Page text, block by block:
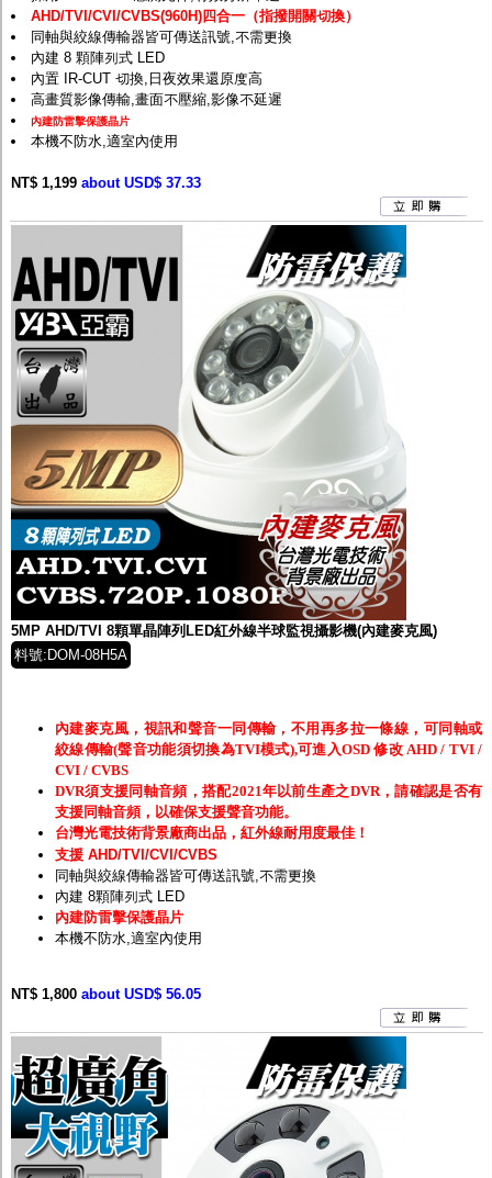
AHD/TVI/CVI/CVBS(960H)四合一（指撥開關切換）
同軸與絞線傳輸器皆可傳送訊號,不需更換
內建 8 顆陣列式 LED
內置 IR-CUT 切換,日夜效果還原度高
高畫質影像傳輸,畫面不壓縮,影像不延遲
內建防雷擊保護晶片
本機不防水,適室內使用
NT$ 1,199 about USD$ 37.33
5MP AHD/TVI 8顆單晶陣列LED紅外線半球監視攝影機(內建麥克風)
料號:DOM-08H5A
內建麥克風，視訊和聲音一同傳輸，不用再多拉一條線，可同軸或
絞線傳輸(聲音功能須切換為TVI模式),可進入OSD 修改 AHD / TVI /
CVI / CVBS
DVR須支援同軸音頻，搭配2021年以前生產之DVR，請確認是否有
支援同軸音頻，以確保支援聲音功能。
台灣光電技術背景廠商出品，紅外線耐用度最佳！
支援 AHD/TVI/CVI/CVBS
同軸與絞線傳輸器皆可傳送訊號,不需更換
內建 8顆陣列式 LED
內建防雷擊保護晶片
本機不防水,適室內使用
NT$ 1,800 about USD$ 56.05